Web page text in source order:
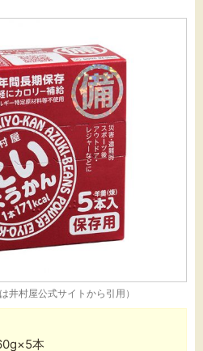
井村屋公式サイト から引用）
本